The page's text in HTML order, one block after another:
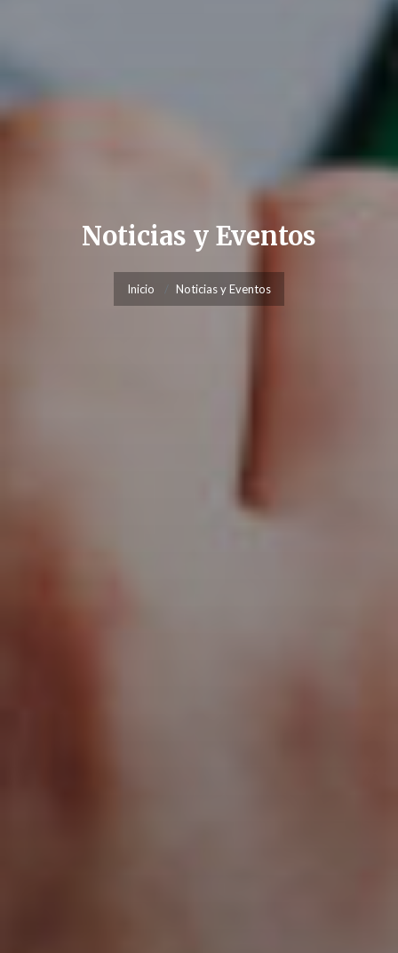
Noticias y Eventos
Inicio Noticias y Eventos